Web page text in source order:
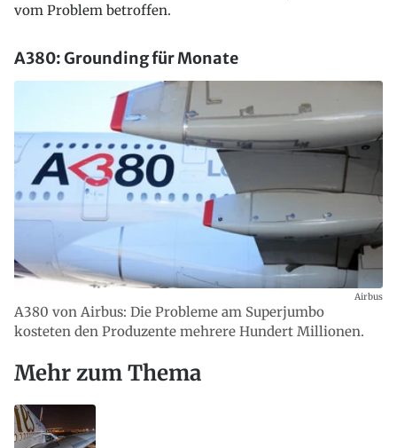
vom Problem betroffen.
A380: Grounding für Monate
A380 von Airbus: Die Probleme am Superjumbo
kosteten den Produzente mehrere Hundert Millionen.
Airbus
Mehr zum Thema